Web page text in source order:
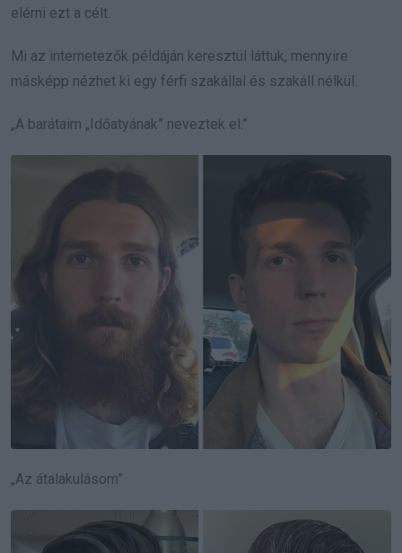
elérni ezt a célt.
Mi az internetezők példáján keresztül láttuk, mennyire
másképp nézhet ki egy férfi szakállal és szakáll nélkül.
„A barátaim „Időatyának” neveztek el.”
„Az átalakulásom”